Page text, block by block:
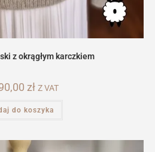
z okrągłym karczkiem
zł Z VAT
do koszyka